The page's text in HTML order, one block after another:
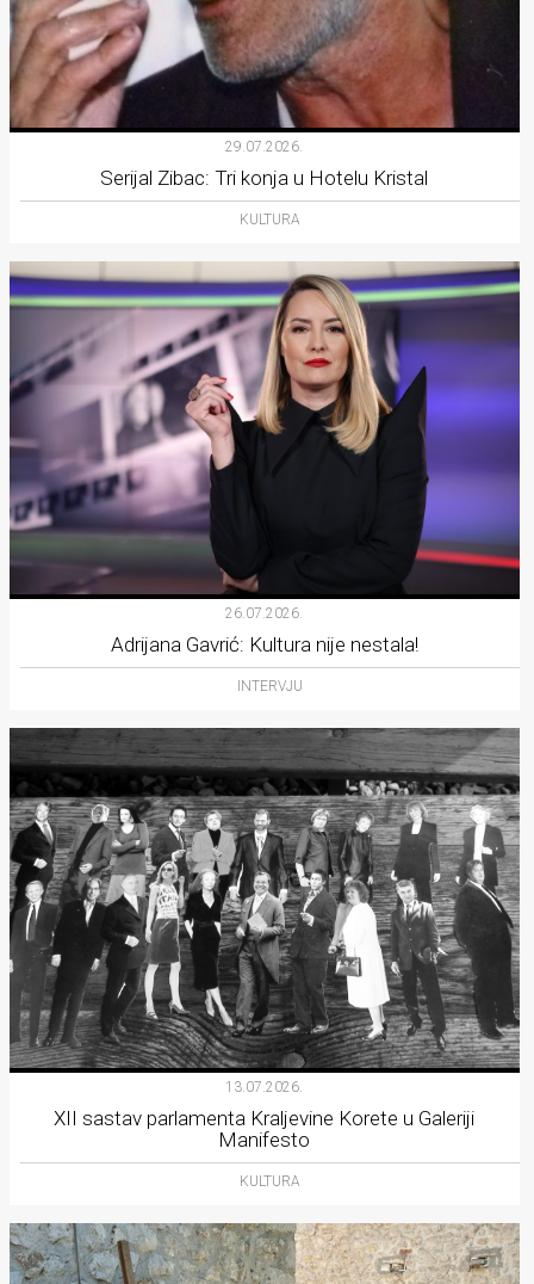
29.07.2026.
Serijal Zibac: Tri konja u Hotelu Kristal
KULTURA
26.07.2026.
Adrijana Gavrić: Kultura nije nestala!
INTERVJU
13.07.2026.
XII sastav parlamenta Kraljevine Korete u Galeriji
Manifesto
KULTURA